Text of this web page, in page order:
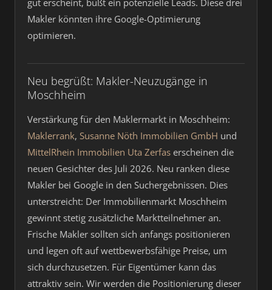
gut erscheint, büßt ein potenzielle Leads. Diese drei
Makler könnten ihre Google-Optimierung
optimieren.
Neu begrüßt: Makler-Neuzugänge in
Moschheim
Verstärkung für den Maklermarkt in Moschheim:
Maklerrank, Susanne Nöth Immobilien GmbH und
MittelRhein Immobilien Uta Zerfas erscheinen die
neuen Gesichter des Juli 2026. Neu ranken diese
Makler bei Google in den Suchergebnissen. Dies
unterstreicht: Der Immobilienmarkt Moschheim
gewinnt stetig zusätzliche Marktteilnehmer an.
Frische Makler sollten sich anfangs positionieren
und legen oft auf wettbewerbsfähige Preise, um
sich durchzusetzen. Für Eigentümer kann das
attraktiv sein. Wir werden die Positionierung dieser